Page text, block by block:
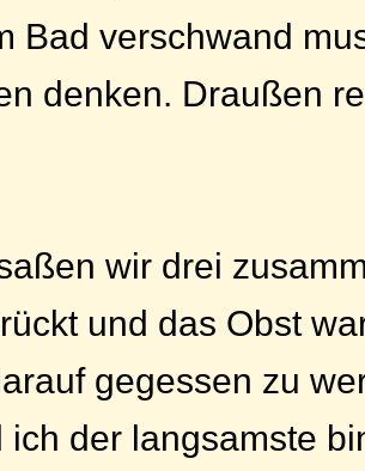
Bad verschwand
denken. Draußen
wir drei
und das Obst
gegessen zu
ich der langsamste